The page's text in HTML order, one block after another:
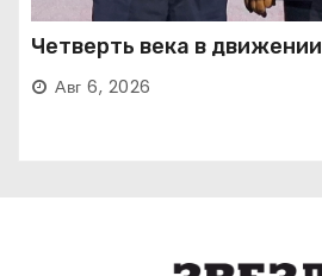
Четверть века в движении
Авг 6, 2026